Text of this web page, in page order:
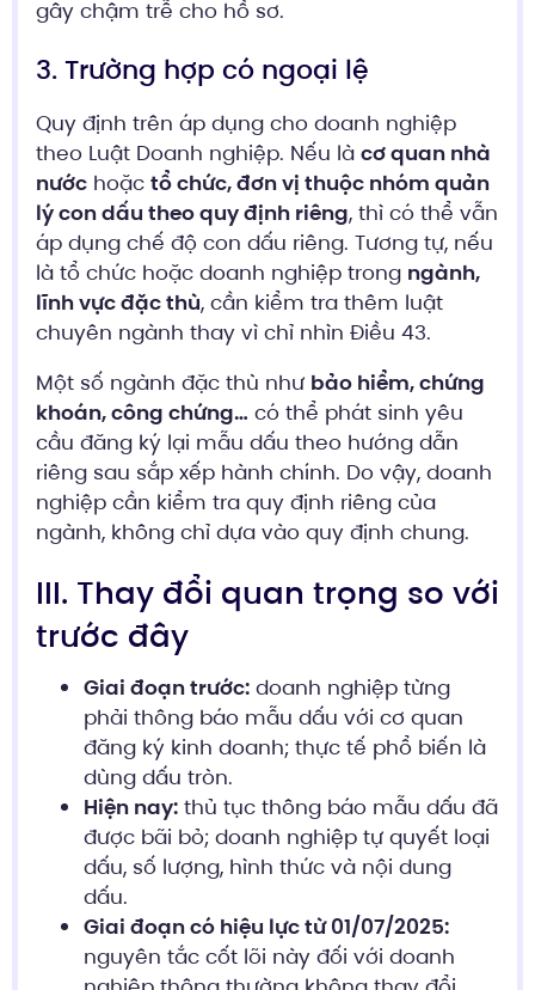
gây chậm trễ cho hồ sơ.
3. Trường hợp có ngoại lệ
Quy định trên áp dụng cho doanh nghiệp
theo Luật Doanh nghiệp. Nếu là cơ quan nhà
nước hoặc tổ chức, đơn vị thuộc nhóm quản
lý con dấu theo quy định riêng, thì có thể vẫn
áp dụng chế độ con dấu riêng. Tương tự, nếu
là tổ chức hoặc doanh nghiệp trong ngành,
lĩnh vực đặc thù, cần kiểm tra thêm luật
chuyên ngành thay vì chỉ nhìn Điều 43.
Một số ngành đặc thù như bảo hiểm, chứng
khoán, công chứng… có thể phát sinh yêu
cầu đăng ký lại mẫu dấu theo hướng dẫn
riêng sau sắp xếp hành chính. Do vậy, doanh
nghiệp cần kiểm tra quy định riêng của
ngành, không chỉ dựa vào quy định chung.
III. Thay đổi quan trọng so với
trước đây
Giai đoạn trước: doanh nghiệp từng
phải thông báo mẫu dấu với cơ quan
đăng ký kinh doanh; thực tế phổ biến là
dùng dấu tròn.
Hiện nay: thủ tục thông báo mẫu dấu đã
được bãi bỏ; doanh nghiệp tự quyết loại
dấu, số lượng, hình thức và nội dung
dấu.
Giai đoạn có hiệu lực từ 01/07/2025:
nguyên tắc cốt lõi này đối với doanh